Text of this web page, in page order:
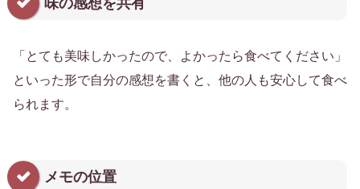
味の感想を共有
「とても美味しかったので、よかったら食べてください」
といった形で自分の感想を書くと、他の人も安心して食べ
られます。
メモの位置